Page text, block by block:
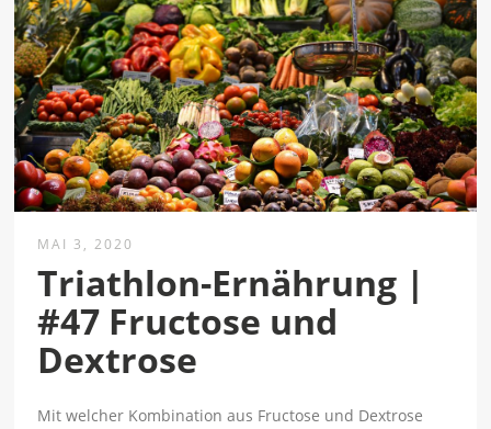
MAI 3, 2020
Triathlon-Ernährung |
#47 Fructose und
Dextrose
Mit welcher Kombination aus Fructose und Dextrose